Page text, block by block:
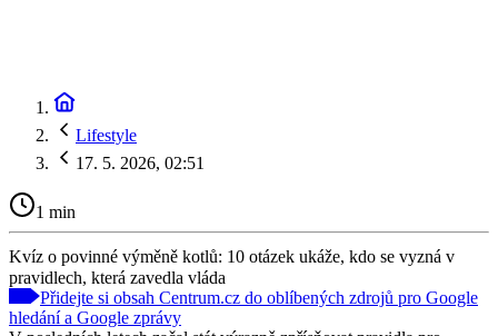
Lifestyle
17. 5. 2026, 02:51
1 min
Kvíz o povinné výměně kotlů: 10 otázek ukáže, kdo se vyzná v
pravidlech, která zavedla vláda
Přidejte si obsah Centrum.cz do oblíbených zdrojů pro Google
hledání a Google zprávy